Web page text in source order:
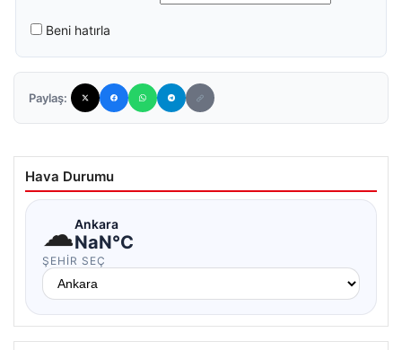
Beni hatırla
Paylaş:
Hava Durumu
☁Ankara
NaN°C
ŞEHIR SEÇ